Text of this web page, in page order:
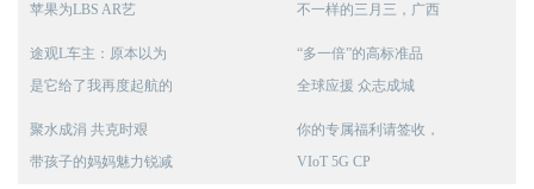
苹果为LBS AR艺
不一样的三月三，广西
途观L车主：原本以为
是它给了我再度起航的
“多一倍”的高标准品
全球应援 众志成城
聚水成涓 共克时艰
带孩子的妈妈魅力锐减
你的专属福利请签收，
VIoT 5G CP